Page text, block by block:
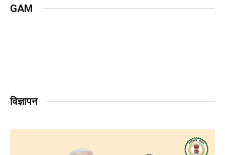
GAM
विज्ञापन